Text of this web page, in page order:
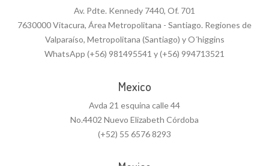
Av. Pdte. Kennedy 7440, Of. 701
7630000 Vitacura, Área Metropolitana - Santiago. Regiones de
Valparaíso, Metropolitana (Santiago) y O´higgins
WhatsApp (+56) 981495541 y (+56) 994713521
Mexico
Avda 21 esquina calle 44
No.4402 Nuevo Elizabeth Córdoba
(+52) 55 6576 8293